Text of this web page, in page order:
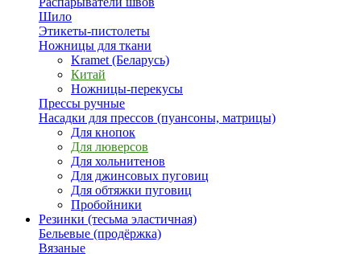
Шило
Этикеты-пистолеты
Ножницы для ткани
Kramet (Беларусь)
Китай
Ножницы-перекусы
Прессы ручные
Насадки для прессов (пуансоны, матрицы)
Для кнопок
Для люверсов
Для хольнитенов
Для джинсовых пуговиц
Для обтяжки пуговиц
Пробойники
Резинки (тесьма эластичная)
Бельевые (продёржка)
Вязаные